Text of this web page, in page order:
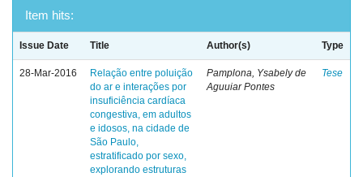
Item hits:
Issue Date Title Author(s) Type
28-Mar-2016
Relação entre poluição
do ar e interações por
insuficiência cardíaca
congestiva, em adultos
e idosos, na cidade de
São Paulo,
estratificado por sexo,
explorando estruturas
Pamplona, Ysabely de
Aguuiar Pontes
Tese